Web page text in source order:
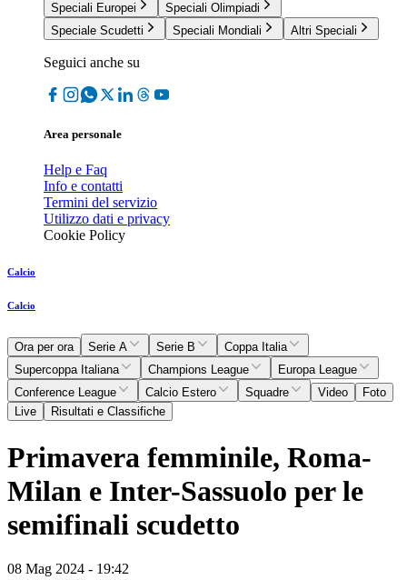
Speciali Europei
Speciali Olimpiadi
Speciale Scudetti
Speciali Mondiali Altri Speciali
Seguici anche su
Area personale
Help e Faq
Info e contatti
Termini del servizio
Utilizzo dati e privacy
Cookie Policy
Calcio
Calcio
Ora per ora Serie A Serie B
Coppa Italia
Supercoppa Italiana
Champions League
Europa League
Conference League
Calcio Estero Squadre Video
Foto
Live
Risultati e Classifiche
Primavera femminile, Roma-
Milan e Inter-Sassuolo per le
semifinali scudetto
08 Mag 2024 - 19:42